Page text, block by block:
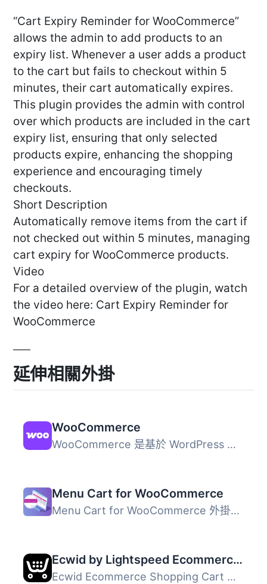
“Cart Expiry Reminder for WooCommerce”
allows the admin to add products to an
expiry list. Whenever a user adds a product
to the cart but fails to checkout within 5
minutes, their cart automatically expires.
This plugin provides the admin with control
over which products are included in the cart
expiry list, ensuring that only selected
products expire, enhancing the shopping
experience and encouraging timely
checkouts.
Short Description
Automatically remove items from the cart if
not checked out within 5 minutes, managing
cart expiry for WooCommerce products.
Video
For a detailed overview of the plugin, watch
the video here: Cart Expiry Reminder for
WooCommerce
延伸相關外掛
WooCommerce
WooCommerce 是基於 WordPress 的開源電子商務平台，提供免費...
Menu Cart for WooCommerce
Menu Cart for WooCommerce 外掛可在導航欄中安裝購物車按鈕...
Ecwid by Lightspeed Ecommerce Shopping Cart
Ecwid Ecommerce Shopping Cart 是讓您在 WordPress 網站中添...